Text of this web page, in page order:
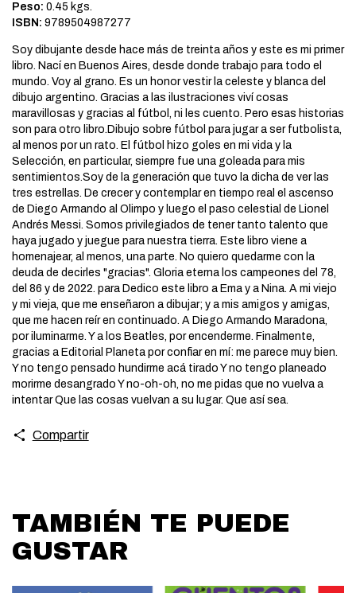
Peso: 0.45 kgs.
ISBN: 9789504987277
Soy dibujante desde hace más de treinta años y este es mi primer
libro. Nací en Buenos Aires, desde donde trabajo para todo el
mundo. Voy al grano. Es un honor vestir la celeste y blanca del
dibujo argentino. Gracias a las ilustraciones viví cosas
maravillosas y gracias al fútbol, ni les cuento. Pero esas historias
son para otro libro.Dibujo sobre fútbol para jugar a ser futbolista,
al menos por un rato. El fútbol hizo goles en mi vida y la
Selección, en particular, siempre fue una goleada para mis
sentimientos.Soy de la generación que tuvo la dicha de ver las
tres estrellas. De crecer y contemplar en tiempo real el ascenso
de Diego Armando al Olimpo y luego el paso celestial de Lionel
Andrés Messi. Somos privilegiados de tener tanto talento que
haya jugado y juegue para nuestra tierra. Este libro viene a
homenajear, al menos, una parte. No quiero quedarme con la
deuda de decirles "gracias". Gloria eterna los campeones del 78,
del 86 y de 2022. para Dedico este libro a Ema y a Nina. A mi viejo
y mi vieja, que me enseñaron a dibujar; y a mis amigos y amigas,
que me hacen reír en continuado. A Diego Armando Maradona,
por iluminarme. Y a los Beatles, por encenderme. Finalmente,
gracias a Editorial Planeta por confiar en mí: me parece muy bien.
Y no tengo pensado hundirme acá tirado Y no tengo planeado
morirme desangrado Y no-oh-oh, no me pidas que no vuelva a
intentar Que las cosas vuelvan a su lugar. Que así sea.
Compartir
TAMBIÉN TE PUEDE
GUSTAR